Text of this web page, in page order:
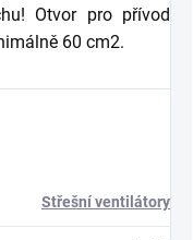
Otvor pro přívod
60 cm2.
Střešní ventilátory